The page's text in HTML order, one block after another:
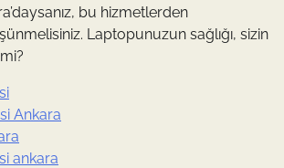
bu hizmetlerden
Laptopunuzun sağlığı, sizin
Ankara
ankara